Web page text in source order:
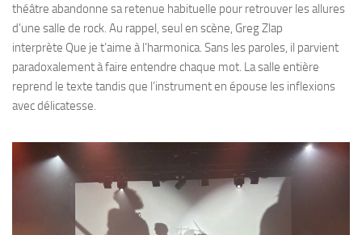
théâtre abandonne sa retenue habituelle pour retrouver les allures
d’une salle de rock. Au rappel, seul en scène, Greg Zlap
interprète Que je t’aime à l’harmonica. Sans les paroles, il parvient
paradoxalement à faire entendre chaque mot. La salle entière
reprend le texte tandis que l’instrument en épouse les inflexions
avec délicatesse.